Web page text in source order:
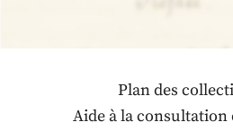
Plan des
Aide à la consultation